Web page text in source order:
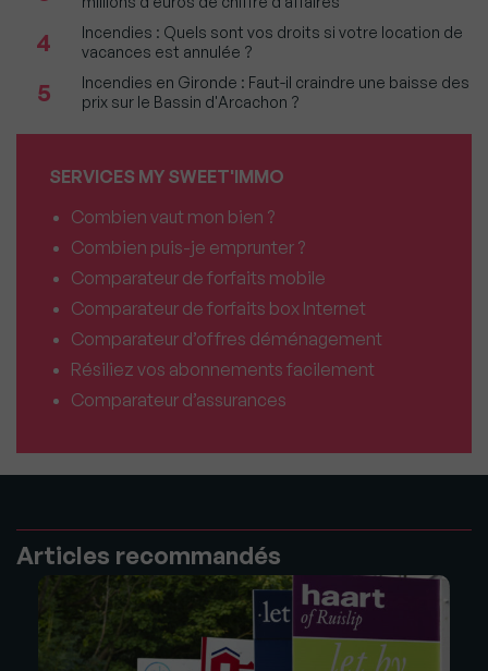
4
Incendies : Quels sont vos droits si votre location de
vacances est annulée ?
5
Incendies en Gironde : Faut-il craindre une baisse des
prix sur le Bassin d'Arcachon ?
SERVICES MY SWEET'IMMO
Combien vaut mon bien ?
Combien puis-je emprunter ?
Comparateur de forfaits mobile
Comparateur de forfaits box Internet
Comparateur d’offres déménagement
Résiliez vos abonnements facilement
Comparateur d’assurances
Articles recommandés